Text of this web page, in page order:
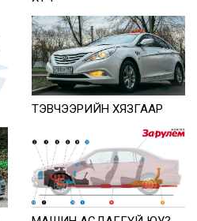
ТЭВЧЭЭРИЙН ХЯЗГААР